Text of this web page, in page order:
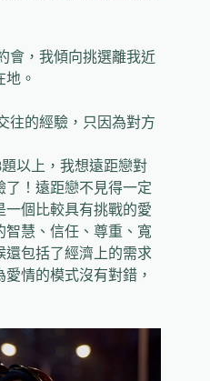
會，我傾向挑選離我近
。
往的經驗，只因為對方
題以上，我想遠距戀對
了！遠距戀不見得一定
一個比較具有挑戰的愛
智慧、信任、尊重、寬
還包括了經濟上的需求
愛情的模式沒有對錯，